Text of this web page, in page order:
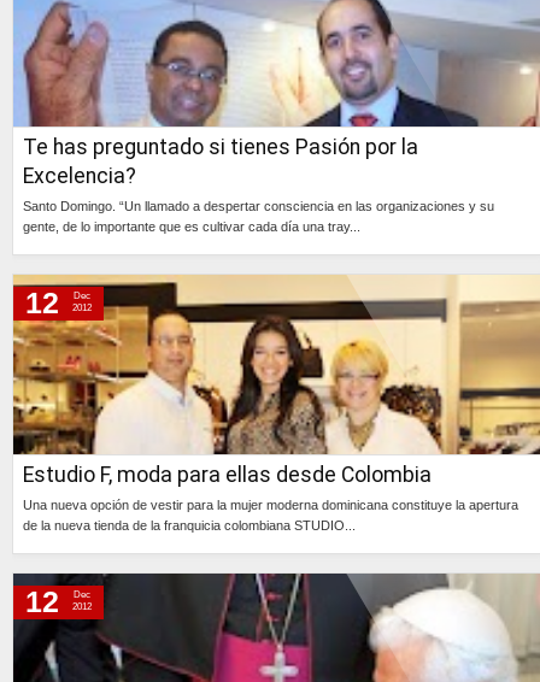
Te has preguntado si tienes Pasión por la
Excelencia?
Santo Domingo. “Un llamado a despertar consciencia en las organizaciones y su
gente, de lo importante que es cultivar cada día una tray...
Estudio F, moda para ellas desde Colombia
Una nueva opción de vestir para la mujer moderna dominicana constituye la apertura
de la nueva tienda de la franquicia colombiana STUDIO...
12
Dec
2012
12
Dec
2012